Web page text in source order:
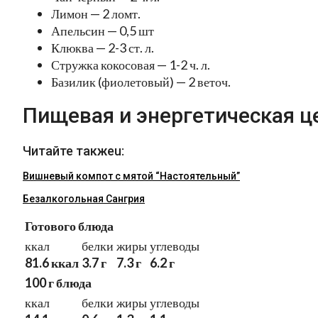
Лимон — 2 ломт.
Апельсин — 0,5 шт
Клюква — 2-3 ст. л.
Стружка кокосовая — 1-2 ч. л.
Базилик (фиолетовый) — 2 веточ.
Пищевая и энергетическая
Читайте такжеu:
Вишневый компот с мятой “Настоятельный”
Безалкогольная Сангрия
Готового блюда
ккал
81.6 ккал
белки
3.7 г
жиры
7.3 г
углеводы
6.2 г
100 г блюда
ккал
белки жирыуглеводы